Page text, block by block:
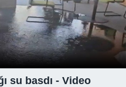
su basdı - Video